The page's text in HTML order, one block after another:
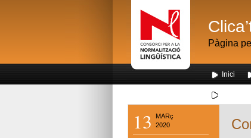
Pàgina
Inici
13
MARç
2020